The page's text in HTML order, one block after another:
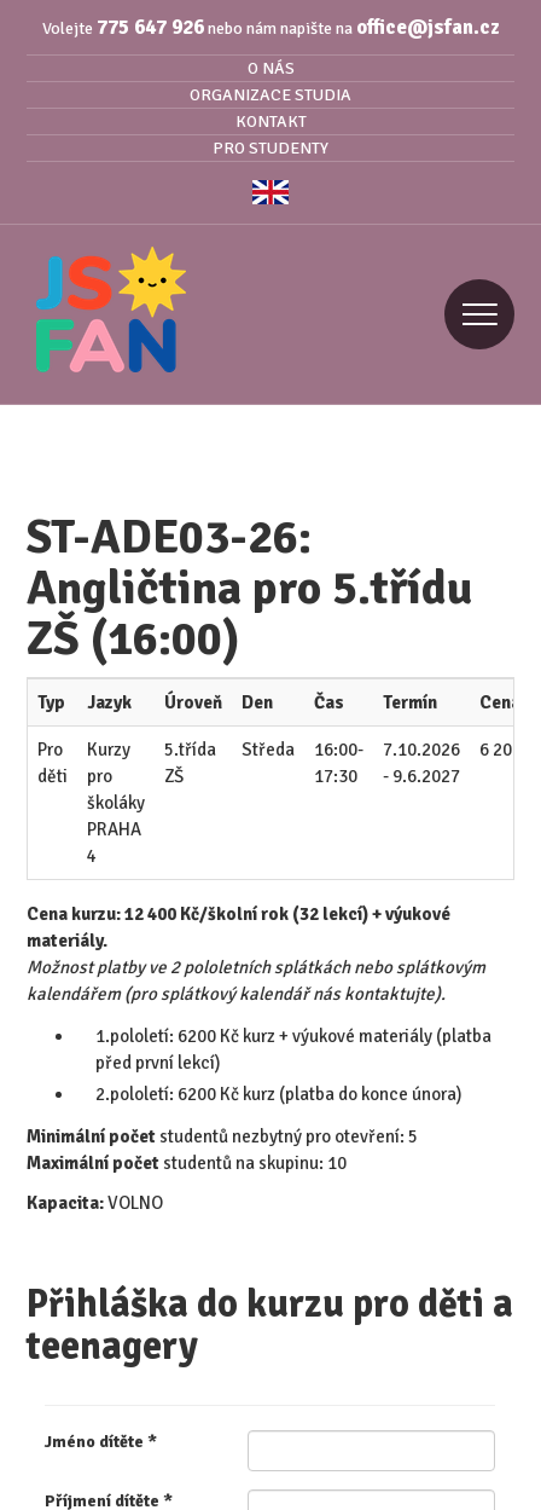
Volejte 775 647 926nebo nám napište na office@jsfan.cz
O NÁS
ORGANIZACE STUDIA
KONTAKT
PRO STUDENTY
ST-ADE03-26:
Angličtina pro 5.třídu
ZŠ (16:00)
Typ Jazyk Úroveň Den Čas Termín Cena/
Pro
děti
Kurzy
pro
školáky
PRAHA
4
5.třída
ZŠ
Středa
16:00-
17:30
7.10.2026
- 9.6.2027
6 200
Cena kurzu: 12 400 Kč/školní rok (32 lekcí) + výukové
materiály.
Možnost platby ve 2 pololetních splátkách nebo splátkovým
kalendářem (pro splátkový kalendář nás kontaktujte).
1.pololetí: 6200 Kč kurz + výukové materiály (platba
před první lekcí)
2.pololetí: 6200 Kč kurz (platba do konce února)
Minimální počet studentů nezbytný pro otevření: 5
​Maximální počet studentů na skupinu: 10
Kapacita:VOLNO
Přihláška do kurzu pro děti a
teenagery